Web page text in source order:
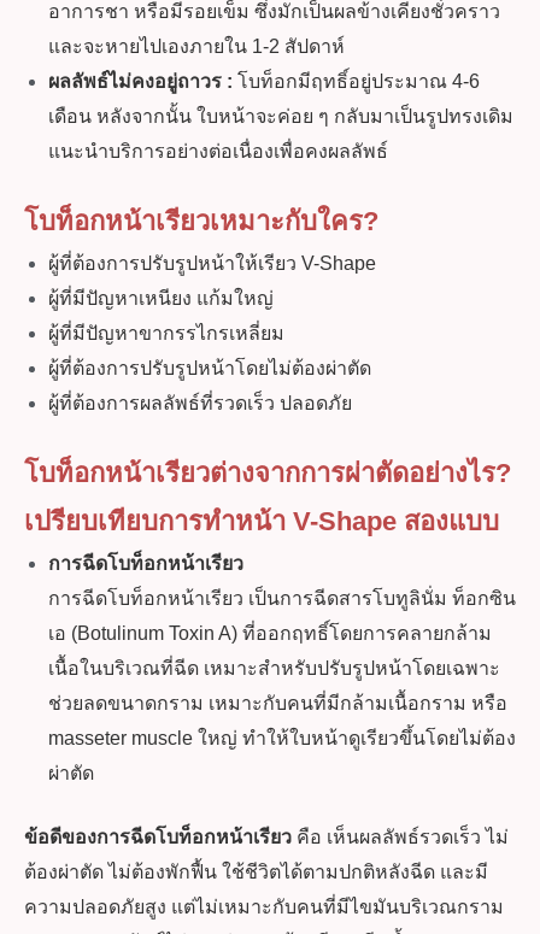
อาการชา หรือมีรอยเข็ม ซึ่งมักเป็นผลข้างเคียงชั่วคราว
และจะหายไปเองภายใน 1-2 สัปดาห์
ผลลัพธ์ไม่คงอยู่ถาวร : โบท็อกมีฤทธิ์อยู่ประมาณ 4-6
เดือน หลังจากนั้น ใบหน้าจะค่อย ๆ กลับมาเป็นรูปทรงเดิม
แนะนำบริการอย่างต่อเนื่องเพื่อคงผลลัพธ์
โบท็อกหน้าเรียวเหมาะกับใคร?
ผู้ที่ต้องการปรับรูปหน้าให้เรียว V-Shape
ผู้ที่มีปัญหาเหนียง แก้มใหญ่
ผู้ที่มีปัญหาขากรรไกรเหลี่ยม
ผู้ที่ต้องการปรับรูปหน้าโดยไม่ต้องผ่าตัด
ผู้ที่ต้องการผลลัพธ์ที่รวดเร็ว ปลอดภัย
โบท็อกหน้าเรียวต่างจากการผ่าตัดอย่างไร?
เปรียบเทียบการทำหน้า V-Shape สองแบบ
การฉีดโบท็อกหน้าเรียว
การฉีดโบท็อกหน้าเรียว เป็นการฉีดสารโบทูลินั่ม ท็อกซิน
เอ (Botulinum Toxin A) ที่ออกฤทธิ์โดยการคลายกล้าม
เนื้อในบริเวณที่ฉีด เหมาะสำหรับปรับรูปหน้าโดยเฉพาะ
ช่วยลดขนาดกราม เหมาะกับคนที่มีกล้ามเนื้อกราม หรือ
masseter muscle ใหญ่ ทำให้ใบหน้าดูเรียวขึ้นโดยไม่ต้อง
ผ่าตัด
ข้อดีของการฉีดโบท็อกหน้าเรียว คือ เห็นผลลัพธ์รวดเร็ว ไม่
ต้องผ่าตัด ไม่ต้องพักฟื้น ใช้ชีวิตได้ตามปกติหลังฉีด และมี
ความปลอดภัยสูง แต่ไม่เหมาะกับคนที่มีไขมันบริเวณกราม